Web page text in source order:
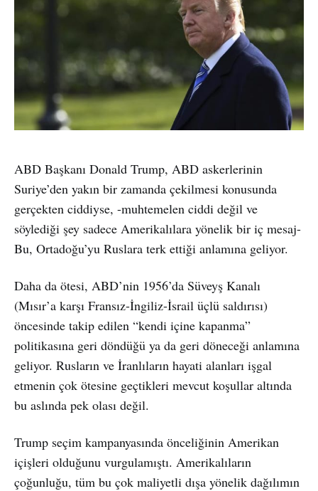
ABD Başkanı Donald Trump, ABD askerlerinin
Suriye’den yakın bir zamanda çekilmesi konusunda
gerçekten ciddiyse, -muhtemelen ciddi değil ve
söylediği şey sadece Amerikalılara yönelik bir iç mesaj-
Bu, Ortadoğu’yu Ruslara terk ettiği anlamına geliyor.
Daha da ötesi, ABD’nin 1956’da Süveyş Kanalı
(Mısır’a karşı Fransız-İngiliz-İsrail üçlü saldırısı)
öncesinde takip edilen “kendi içine kapanma”
politikasına geri döndüğü ya da geri döneceği anlamına
geliyor. Rusların ve İranlıların hayati alanları işgal
etmenin çok ötesine geçtikleri mevcut koşullar altında
bu aslında pek olası değil.
Trump seçim kampanyasında önceliğinin Amerikan
içişleri olduğunu vurgulamıştı. Amerikalıların
çoğunluğu, tüm bu çok maliyetli dışa yönelik dağılımın